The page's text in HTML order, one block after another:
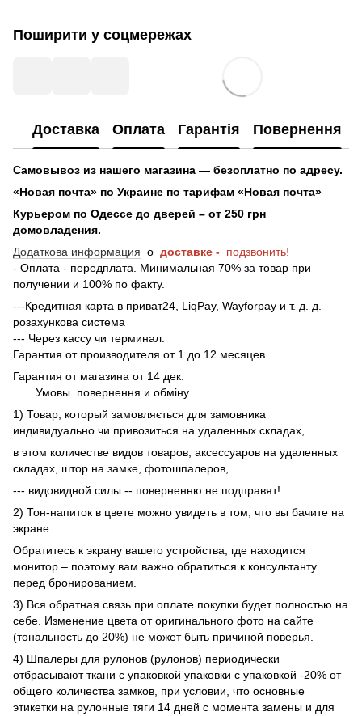
Поширити у соцмережах
Доставка Оплата Гарантія Повернення
Самовывоз из нашего магазина — безоплатно по адресу.
«Новая почта» по Украине по тарифам «Новая почта»
Курьером по Одессе до дверей – от 250 грн
домовладения.
Додаткова информация о доставке - подзвонить!
- Оплата - передплата. Минимальная 70% за товар при
получении и 100% по факту.
---Кредитная карта в приват24, LiqPay, Wayforpay и т. д. д.
розахункова система
--- Через кассу чи терминал.
Гарантия от производителя от 1 до 12 месяцев.
Гарантия от магазина от 14 дек.
Умовы повернення и обміну.
1) Товар, который замовляється для замовника
индивидуально чи привозиться на удаленных складах,
в этом количестве видов товаров, аксессуаров на удаленных
складах, штор на замке, фотошпалеров,
--- видовидной силы -- поверненню не подправят!
2) Тон-напиток в цвете можно увидеть в том, что вы бачите на
экране.
Обратитесь к экрану вашего устройства, где находится
монитор – поэтому вам важно обратиться к консультанту
перед бронированием.
3) Вся обратная связь при оплате покупки будет полностью на
себе. Изменение цвета от оригинального фото на сайте
(тональность до 20%) не может быть причиной поверья.
4) Шпалеры для рулонов (рулонов) периодически
отбрасывают ткани с упаковкой упаковки с упаковкой -20% от
общего количества замков, при условии, что основные
этикетки на рулонные тяги 14 дней с момента замены и для